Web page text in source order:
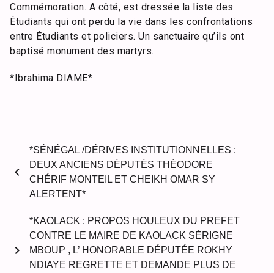
Commémoration. A côté, est dressée la liste des
Étudiants qui ont perdu la vie dans les confrontations
entre Étudiants et policiers. Un sanctuaire qu’ils ont
baptisé monument des martyrs.
*Ibrahima DIAME*
chevron_left
*SÉNÉGAL /DÉRIVES INSTITUTIONNELLES :
DEUX ANCIENS DÉPUTÉS THÉODORE
CHÉRIF MONTEIL ET CHEIKH OMAR SY
ALERTENT*
*KAOLACK : PROPOS HOULEUX DU PREFET
CONTRE LE MAIRE DE KAOLACK SÉRIGNE
MBOUP , L’ HONORABLE DÉPUTÉE ROKHY
NDIAYE REGRETTE ET DEMANDE PLUS DE
chevron_right